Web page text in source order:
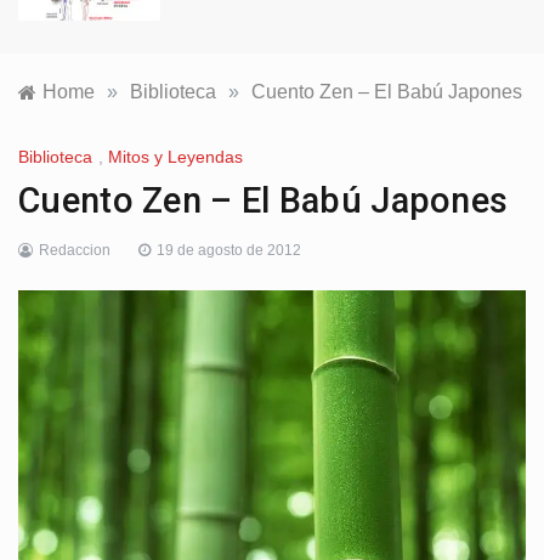
Home » Biblioteca » Cuento Zen – El Babú Japones
Biblioteca , Mitos y Leyendas
Cuento Zen – El Babú Japones
Redaccion 19 de agosto de 2012